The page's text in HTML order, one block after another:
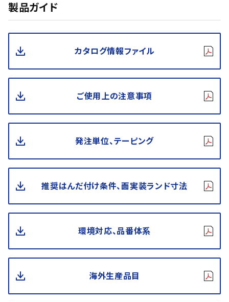
製品ガイド
カタログ情報ファイル
ご使用上の注意事項
発注単位、テーピング
推奨はんだ付け条件、面実装ランド寸法
環境対応、品番体系
海外生産品目